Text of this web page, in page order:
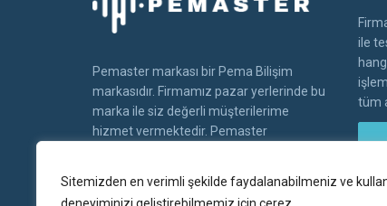
Sitemizden en verimli şekilde faydalanabilmeniz ve
Pemaster markası bir Pema Bilişim
markasıdır. Firmamız pazar yerlerinde bu
marka ile siz değerli müşterilerime
hizmet vermektedir. Pemaster
ile
tüm